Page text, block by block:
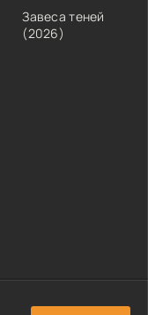
Завеса теней
(2026)